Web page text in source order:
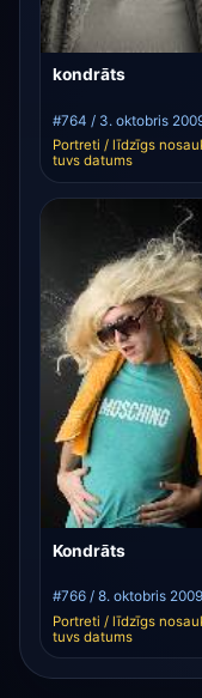
kondrāts
#764 / 3. oktobris
Portreti / līdzīgs
tuvs datums
Kondrāts
#766 / 8. oktobris 2009
Portreti / līdzīgs
tuvs datums